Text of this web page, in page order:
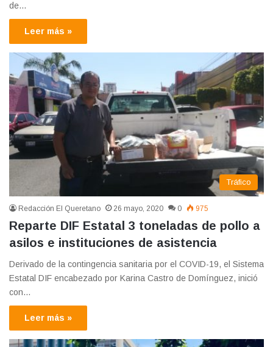
de…
Leer más »
Tráfico
Redacción El Queretano 26 mayo, 2020 0 975
Reparte DIF Estatal 3 toneladas de pollo a
asilos e instituciones de asistencia
Derivado de la contingencia sanitaria por el COVID-19, el Sistema
Estatal DIF encabezado por Karina Castro de Domínguez, inició
con…
Leer más »